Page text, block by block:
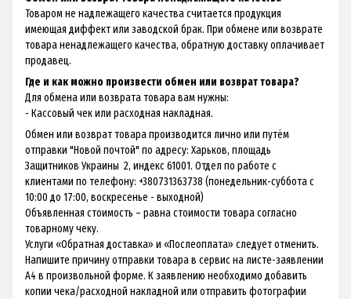
Товаром не надлежащего качества считается продукция
имеющая диффект или заводской брак. При обмене или возврате
товара ненадлежащего качества, обратную доставку оплачивает
продавец.
Где и как можно произвести обмен или возврат товара?
Для обмена или возврата товара вам нужны:
- Кассовый чек или расходная накладная.
Обмен или возврат товара производится лично или путём
отправки "Новой почтой" по адресу: Харьков, площадь
Защитников Украины 2, индекс 61001. Отдел по работе с
клиентами по телефону: +380731363738 (понедельник-суббота с
10:00 до 17:00, воскресенье - выходной)
Объявленная стоимость – равна стоимости товара согласно
товарному чеку.
Услуги «Обратная доставка» и «Послеоплата» следует отменить.
Напишите причину отправки товара в сервис на листе-заявлении
А4 в произвольной форме. К заявлению необходимо добавить
копии чека/расходной накладной или отправить фотографии